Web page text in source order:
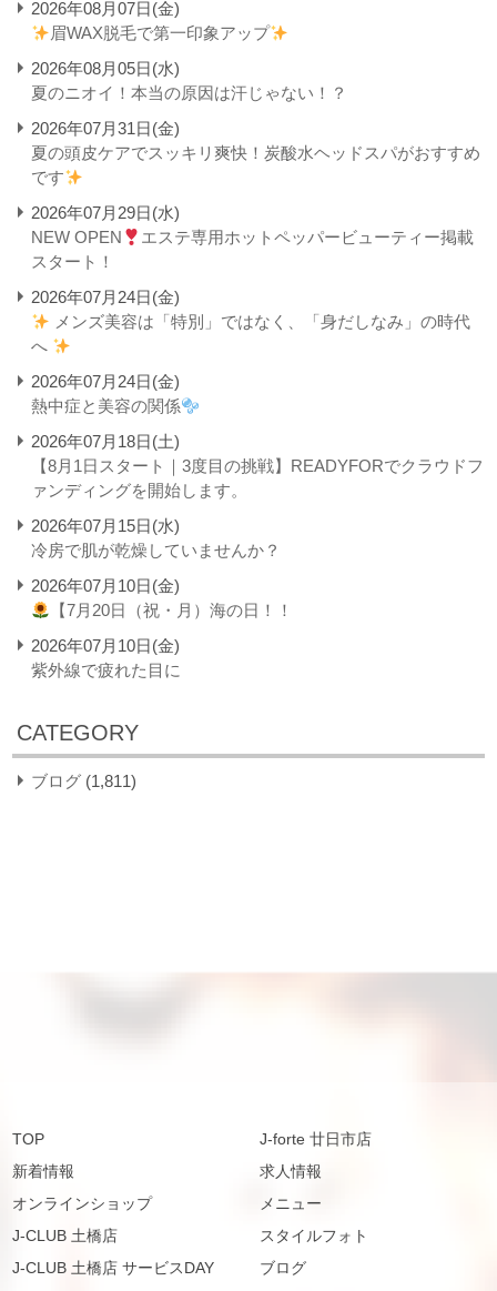
2026年08月07日(金)
眉WAX脱毛で第一印象アップ
2026年08月05日(水)
夏のニオイ！本当の原因は汗じゃない！？
2026年07月31日(金)
夏の頭皮ケアでスッキリ爽快！炭酸水ヘッドスパがおすすめ
です
2026年07月29日(水)
NEW OPEN
エステ専用ホットペッパービューティー掲載
スタート！
2026年07月24日(金)
メンズ美容は「特別」ではなく、「身だしなみ」の時代
へ
2026年07月24日(金)
熱中症と美容の関係
2026年07月18日(土)
【8月1日スタート｜3度目の挑戦】READYFORでクラウドフ
ァンディングを開始します。
2026年07月15日(水)
冷房で肌が乾燥していませんか？
2026年07月10日(金)
【7月20日（祝・月）海の日！！
2026年07月10日(金)
紫外線で疲れた目に
CATEGORY
ブログ (1,811)
TOP
新着情報
オンラインショップ
J-CLUB 土橋店
J-CLUB 土橋店 サービスDAY
J-forte 廿日市店
求人情報
メニュー
スタイルフォト
ブログ